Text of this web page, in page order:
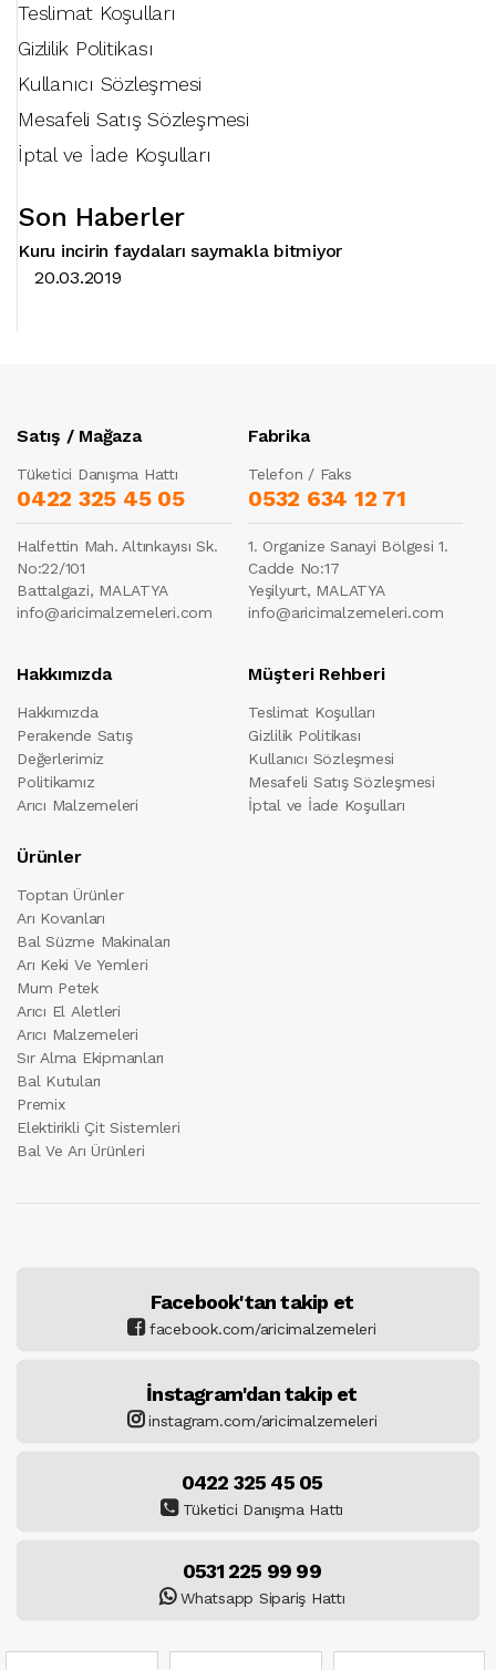
Teslimat Koşulları
Gizlilik Politikası
Kullanıcı Sözleşmesi
Mesafeli Satış Sözleşmesi
İptal ve İade Koşulları
Son Haberler
Kuru incirin faydaları saymakla bitmiyor
20.03.2019
Satış / Mağaza
Tüketici Danışma Hattı
0422 325 45 05
Halfettin Mah. Altınkayısı Sk.
No:22/101
Battalgazi, MALATYA
info@aricimalzemeleri.com
Fabrika
Telefon / Faks
0532 634 12 71
1. Organize Sanayi Bölgesi 1.
Cadde No:17
Yeşilyurt, MALATYA
info@aricimalzemeleri.com
Hakkımızda
Hakkımızda
Perakende Satış
Değerlerimiz
Politikamız
Arıcı Malzemeleri
Müşteri Rehberi
Teslimat Koşulları
Gizlilik Politikası
Kullanıcı Sözleşmesi
Mesafeli Satış Sözleşmesi
İptal ve İade Koşulları
Ürünler
Toptan Ürünler
Arı Kovanları
Bal Süzme Makinaları
Arı Keki Ve Yemleri
Mum Petek
Arıcı El Aletleri
Arıcı Malzemeleri
Sır Alma Ekipmanları
Bal Kutuları
Premix
Elektirikli Çit Sistemleri
Bal Ve Arı Ürünleri
Facebook'tan takip et
facebook.com/aricimalzemeleri
İnstagram'dan takip et
instagram.com/aricimalzemeleri
0422 325 45 05
Tüketici Danışma Hattı
0531 225 99 99
Whatsapp Sipariş Hattı